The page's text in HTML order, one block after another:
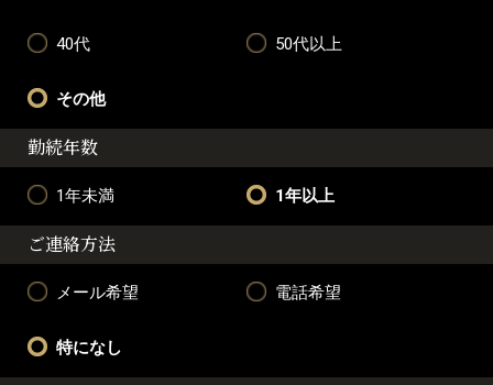
40代 50代以上
その他
勤続年数
1年未満 1年以上
ご連絡方法
メール希望 電話希望
特になし